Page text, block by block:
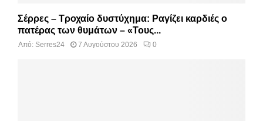
Σέρρες – Τροχαίο δυστύχημα: Ραγίζει καρδιές ο
πατέρας των θυμάτων – «Τους...
Από: Serres24 7 Αυγούστου 2026 0